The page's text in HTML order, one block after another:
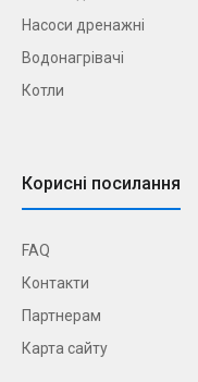
Насоси дренажні
Водонагрівачі
Котли
Корисні посилання
FAQ
Контакти
Партнерам
Карта сайту